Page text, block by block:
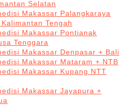
Selatan
Makassar Palangkaraya
Kalimantan Tengah
Makassar Pontianak
Tenggara
Makassar Denpasar + Bali
Makassar Mataram + NTB
Makassar Kupang NTT
Makassar Jayapura +